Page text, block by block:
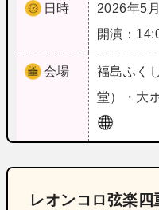
日時
2026年5
開演：
会場 福島ふく
堂）・大
レオンコロ弦楽四